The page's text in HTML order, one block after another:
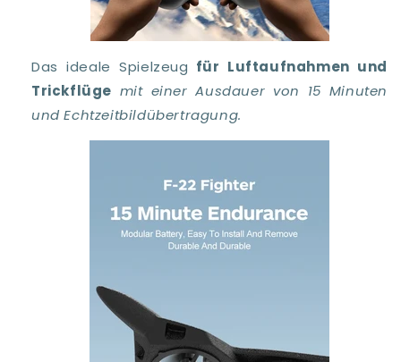
Das ideale Spielzeug für Luftaufnahmen und
Trickflüge mit einer Ausdauer von 15 Minuten
und Echtzeitbildübertragung.